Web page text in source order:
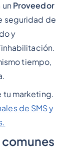
un Proveedor
seguridad de
y
tiempo,
tu marketing.
de SMS y